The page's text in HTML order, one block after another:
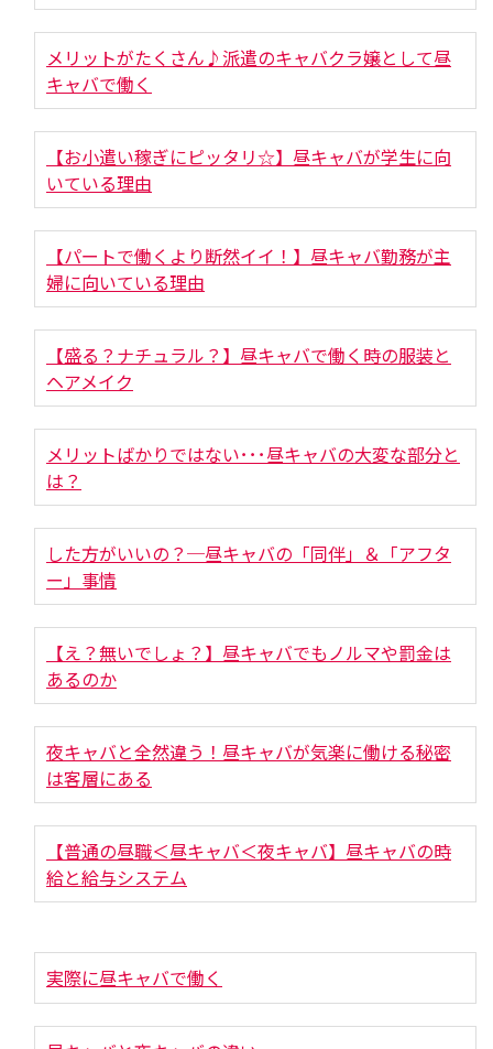
メリットがたくさん♪派遣のキャバクラ嬢として昼
キャバで働く
【お小遣い稼ぎにピッタリ☆】昼キャバが学生に向
いている理由
【パートで働くより断然イイ！】昼キャバ勤務が主
婦に向いている理由
【盛る？ナチュラル？】昼キャバで働く時の服装と
ヘアメイク
メリットばかりではない･･･昼キャバの大変な部分と
は？
した方がいいの？─昼キャバの「同伴」＆「アフタ
ー」事情
【え？無いでしょ？】昼キャバでもノルマや罰金は
あるのか
夜キャバと全然違う！昼キャバが気楽に働ける秘密
は客層にある
【普通の昼職＜昼キャバ＜夜キャバ】昼キャバの時
給と給与システム
実際に昼キャバで働く